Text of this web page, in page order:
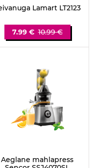
Lamart LT2123
7.99 € 10.99 €
Aeglane mahlapress